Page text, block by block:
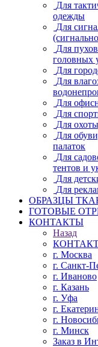
Для
одежды
Для
Для
головных
Для
Для
Для
Для
Для
Для
палаток
Для
тентов и
Для
Для
ОБРАЗЦЫ
ГОТОВЫЕ
КОНТАКТЫ
Назад
г. Москва
г. Санкт-
г. Иваново
г. Казань
г. Уфа
г.
г.
г. Минск
Заказ в